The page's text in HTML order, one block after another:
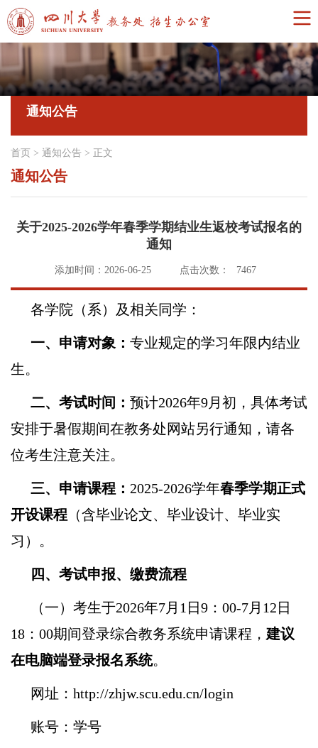
通知公告
首页 > 通知公告 > 正文
通知公告
关于2025-2026学年春季学期结业生返校考试报名的
通知
添加时间：2026-06-25 点击次数： 7467
各学院（系）及相关同学：
一、申请对象 ： 专业规定的学习年限内结业
生。
二、考试时间： 预计2026年9月初，具体考试
安排于暑假期间在教务处网站另行通知，请各
位考生注意关注。
三、申请课程： 2025-2026学年春季学期正式
开设课程 （含毕业论文、毕业设计、毕业实
习）。
四、考试申报、缴费流程
（一）考生于2026年7月1日9：00-7月12日
18：00期间登录综合教务系统申请课程， 建议
在电脑端登录报名系统。
网址：http://zhjw.scu.edu.cn/login
账号：学号